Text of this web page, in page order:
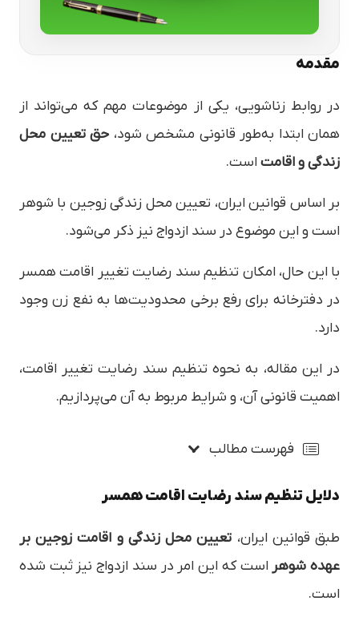
مقدمه
در روابط زناشویی، یکی از موضوعات مهم که می‌تواند از
همان ابتدا به‌طور قانونی مشخص شود،حق تعیین محل
زندگی و اقامت است.
بر اساس قوانین ایران، تعیین محل زندگی زوجین با شوهر
است و این موضوع در سند ازدواج نیز ذکر می‌شود.
با این حال، امکان تنظیم سند رضایت تغییر اقامت همسر
در دفترخانه برای رفع برخی محدودیت‌ها به نفع زن وجود
دارد.
در این مقاله، به نحوه تنظیم سند رضایت تغییر اقامت،
اهمیت قانونی آن، و شرایط مربوط به آن می‌پردازیم.
فهرست مطالب
دلایل تنظیم سند رضایت اقامت همسر
طبق قوانین ایران، تعیین محل زندگی و اقامت زوجین بر
عهده شوهر است که این امر در سند ازدواج نیز ثبت شده
است.